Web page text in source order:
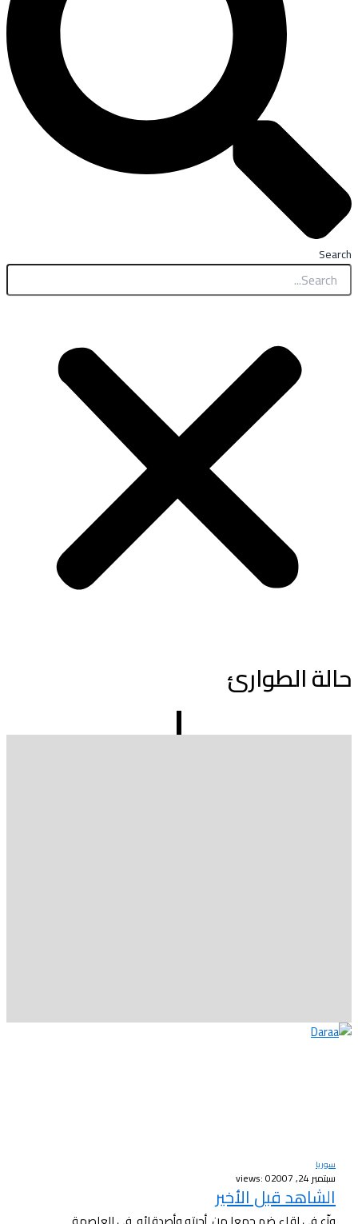
Search
حالة الطوارئ
سوريا
سبتمبر 24, 2007 views: 0
الشاهد قبل الأخير